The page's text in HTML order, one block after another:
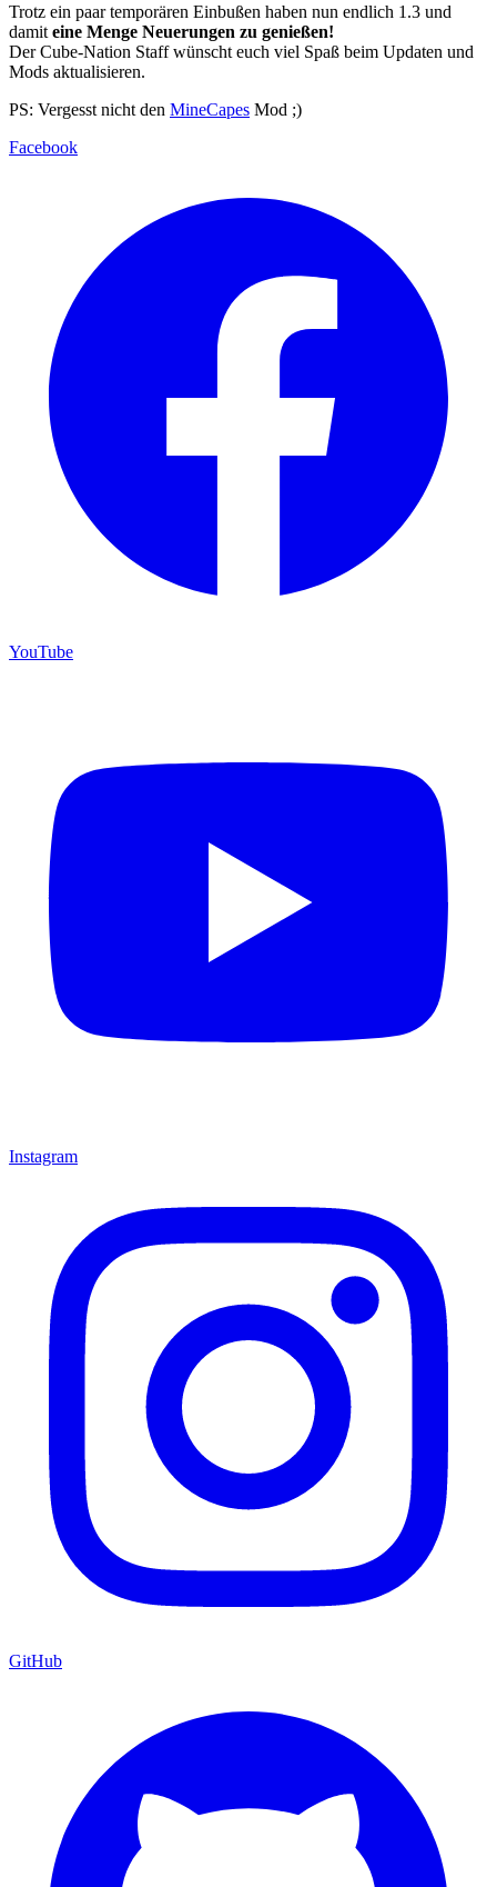
Trotz ein paar temporären Einbußen haben nun endlich 1.3 und
damit eine Menge Neuerungen zu genießen!
Der Cube-Nation Staff wünscht euch viel Spaß beim Updaten und
Mods aktualisieren.
PS: Vergesst nicht den MineCapes Mod ;)
Facebook
YouTube
Instagram
GitHub